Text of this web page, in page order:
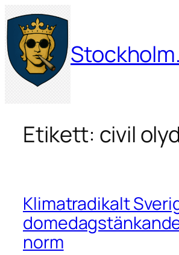
Hoppa
till
innehåll
Etikett: civil
Klimatradikalt
norm